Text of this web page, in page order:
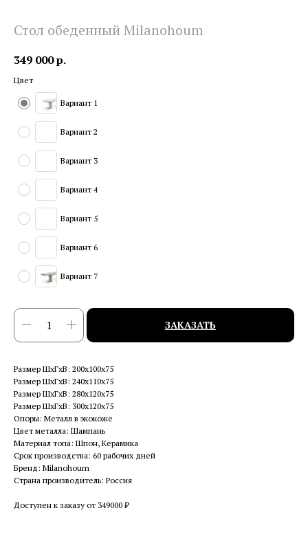
Стол обеденный Milanohoum
349 000р.
Цвет
Вариант 1
Вариант 2
Вариант 3
Вариант 4
Вариант 5
Вариант 6
Вариант 7
ЗАКАЗАТЬ
Размер ШхГхВ: 200x100x75
Размер ШхГхВ: 240x110x75
Размер ШхГхВ: 280x120x75
Размер ШхГхВ: 300x120x75
Опоры: Металл в экокоже
Цвет металла: Шампань
Материал топа: Шпон, Керамика
Срок производства: 60 рабочих дней
Бренд: Milanohoum
Страна производитель: Россия
Доступен к заказу от 349000 ₽